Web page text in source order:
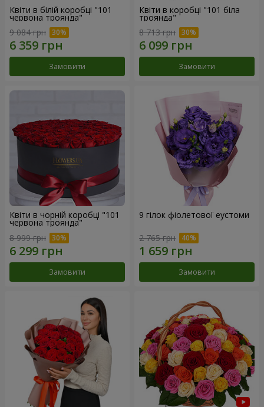
Квіти в білій коробці "101
червона троянда"
9 084 грн
Замовити
Квіти в коробці "101 біла
троянда"
8 713 грн
Замовити
Квіти в чорній коробці "101
червона троянда"
8 999 грн
Замовити
9 гілок фіолетової еустоми
2 765 грн
Замовити